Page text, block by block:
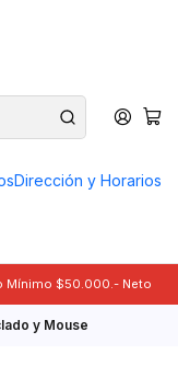
Dirección y Horarios
Mínimo $50.000.- Neto
y Mouse